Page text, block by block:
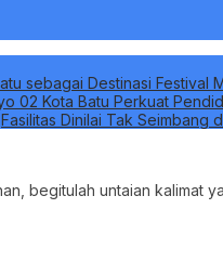
sebagai Destinasi Festival
02 Kota Batu Perkuat
Fasilitas Dinilai Tak Seimbang
begitulah untaian kalimat